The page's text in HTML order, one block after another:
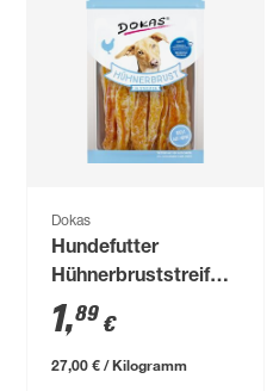
Dokas
Hundefutter
Hühnerbruststreifen
70 g
1,89 €
27,00 € / Kilogramm